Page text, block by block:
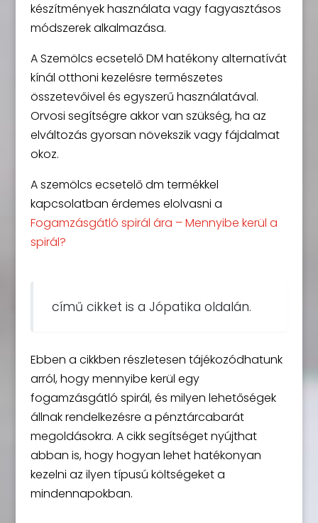
készítmények használata vagy fagyasztásos
módszerek alkalmazása.
A Szemölcs ecsetelő DM hatékony alternatívát
kínál otthoni kezelésre természetes
összetevőivel és egyszerű használatával.
Orvosi segítségre akkor van szükség, ha az
elváltozás gyorsan növekszik vagy fájdalmat
okoz.
A szemölcs ecsetelő dm termékkel
kapcsolatban érdemes elolvasni a
Fogamzásgátló spirál ára – Mennyibe kerül a
spirál?
című cikket is a Jópatika oldalán.
Ebben a cikkben részletesen tájékozódhatunk
arról, hogy mennyibe kerül egy
fogamzásgátló spirál, és milyen lehetőségek
állnak rendelkezésre a pénztárcabarát
megoldásokra. A cikk segítséget nyújthat
abban is, hogy hogyan lehet hatékonyan
kezelni az ilyen típusú költségeket a
mindennapokban.